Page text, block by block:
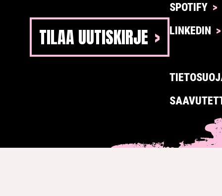
TILAA UUTISKIRJE
SPOTIFY
LINKEDIN